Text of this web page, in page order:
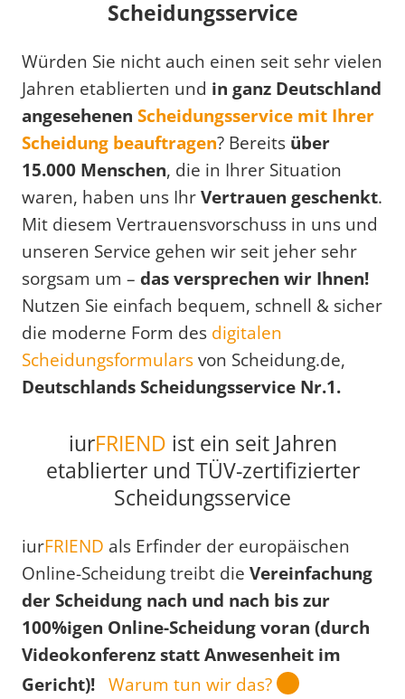
Scheidungsservice
Würden Sie nicht auch einen seit sehr vielen
Jahren etablierten und in ganz Deutschland
angesehenen Scheidungsservice mit Ihrer
Scheidung beauftragen? Bereits über
15.000 Menschen, die in Ihrer Situation
waren, haben uns IhrVertrauen geschenkt.
Mit diesem Vertrauensvorschuss in uns und
unseren Service gehen wir seit jeher sehr
sorgsam um – das versprechen wir Ihnen!
Nutzen Sie einfach bequem, schnell & sicher
die moderne Form des digitalen
Scheidungsformularsvon Scheidung.de,
Deutschlands Scheidungsservice Nr.1.
iurFRIEND ist ein seit Jahren
etablierter und TÜV-zertifizierter
Scheidungsservice
iurFRIEND als Erfinder der europäischen
Online-Scheidung treibt die Vereinfachung
der Scheidung nach und nach bis zur
100%igen Online-Scheidung voran (durch
Videokonferenz statt Anwesenheit im
Gericht)! Warum tun wir das?